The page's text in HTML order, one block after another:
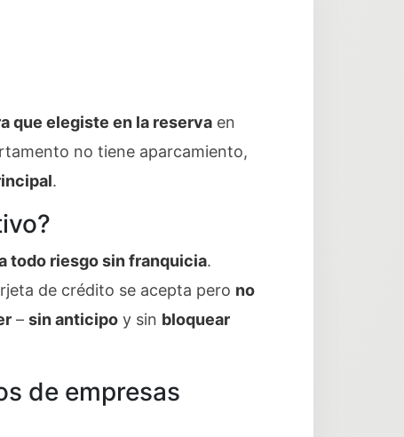
que elegiste en la reserva en
no tiene aparcamiento,
.
todo riesgo sin franquicia.
de crédito se acepta pero no
– sin anticipo y sin bloquear
de empresas